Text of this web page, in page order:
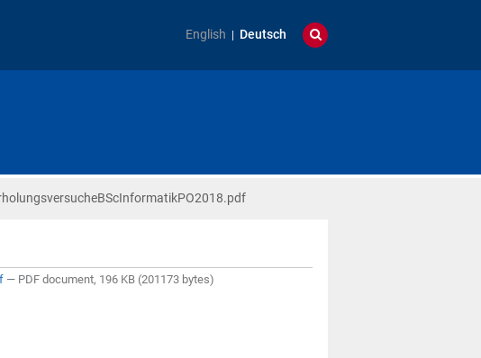
English Deutsch
— PDF document, 196 KB (201173 bytes)